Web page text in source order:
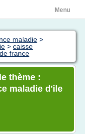
Menu
maladie >
> caisse
france
thème :
maladie d'ile